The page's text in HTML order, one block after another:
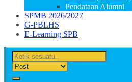
Pendataan Alumni
SPMB 2026/2027
G-PBLHS
E-Learning SPB